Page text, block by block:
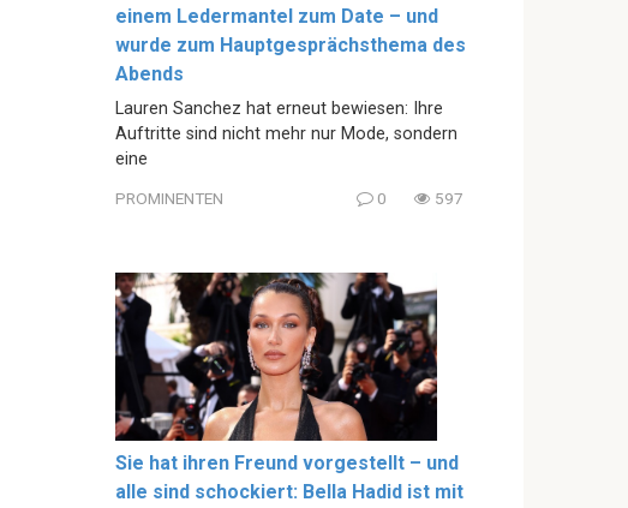
einem Ledermantel zum Date – und
wurde zum Hauptgesprächsthema des
Abends
Lauren Sanchez hat erneut bewiesen: Ihre
Auftritte sind nicht mehr nur Mode, sondern
eine
PROMINENTEN 0 597
Sie hat ihren Freund vorgestellt – und
alle sind schockiert: Bella Hadid ist mit